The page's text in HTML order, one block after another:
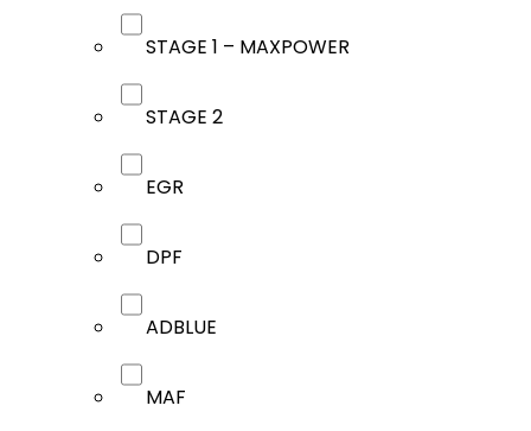
STAGE 1 – MAXPOWER
STAGE 2
EGR
DPF
ADBLUE
MAF